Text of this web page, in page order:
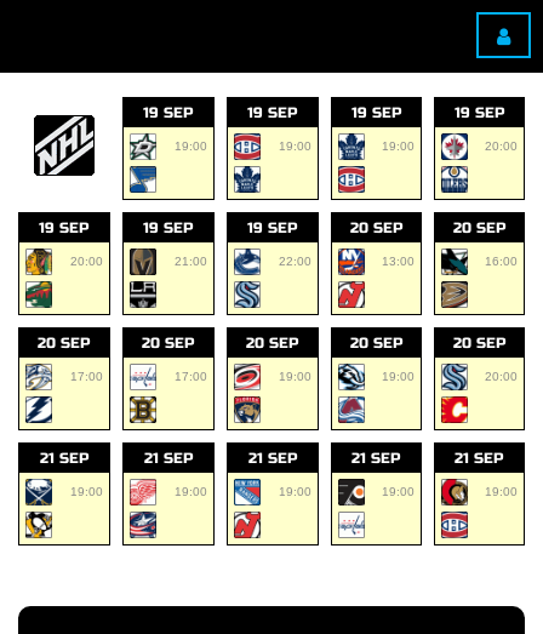
19 SEP
19:00
19 SEP
19:00
19 SEP
19:00
19 SEP
20:00
19 SEP
20:00
19 SEP
21:00
19 SEP
22:00
20 SEP
13:00
20 SEP
16:00
20 SEP
17:00
20 SEP
17:00
20 SEP
19:00
20 SEP
19:00
20 SEP
20:00
21 SEP
19:00
21 SEP
19:00
21 SEP
19:00
21 SEP
19:00
21 SEP
19:00